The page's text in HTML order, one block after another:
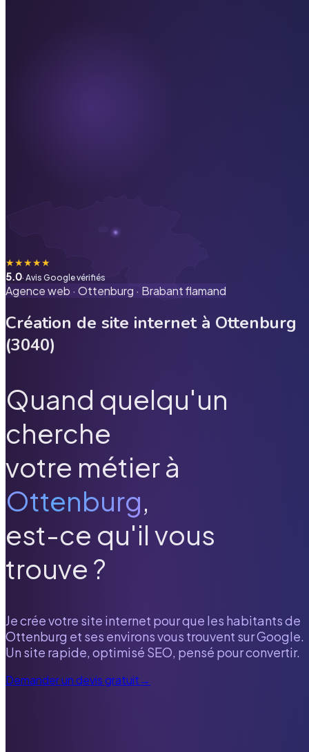
★★★★★
5.0· Avis Google vérifiés
Agence web · Ottenburg · Brabant flamand
Création de site internet à Ottenburg
(3040)
Quand quelqu'un
cherche
votre métier à
Ottenburg,
est-ce qu'il vous
trouve ?
Je crée votre site internet pour que les habitants de
Ottenburg et ses environs vous trouvent sur Google.
Un site rapide, optimisé SEO, pensé pour convertir.
Demander un devis gratuit→